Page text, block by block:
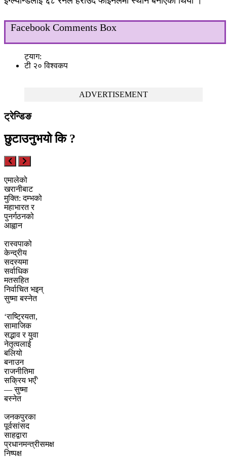
Facebook Comments Box
ट्याग:
टी २० विश्वकप
ADVERTISEMENT
ट्रेन्डिङ
छुटाउनुभयो कि ?
एमालेको
खरानीबाट
मुक्ति: दम्भको
महाभारत र
पुनर्गठनको
आह्वान
रास्वपाको
केन्द्रीय
सदस्यमा
सर्वाधिक
मतसहित
निर्वाचित भइन्
सुष्मा बस्नेत
‘राष्ट्रियता,
सामाजिक
सद्भाव र युवा
नेतृत्वलाई
बलियो
बनाउन
राजनीतिमा
सक्रिय भएँ’
— सुष्मा
बस्नेत
जनकपुरका
पूर्वसांसद
साहद्वारा
प्रधानमन्त्रीसमक्ष
निष्पक्ष